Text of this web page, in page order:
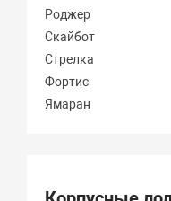
Роджер
Скайбот
Стрелка
Фортис
Ямаран